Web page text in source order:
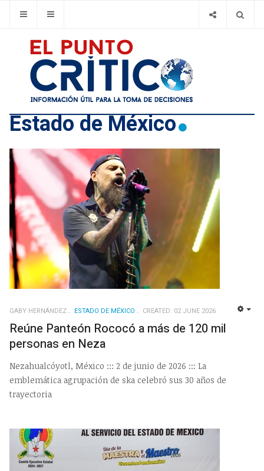
Estado de México
GABY HERNÁNDEZ ESTADO DE MÉXICO CREATED: 02 JUNE 2026
Reúne Panteón Rococó a más de 120 mil
personas en Neza
Nezahualcóyotl, México ::: 2 de junio de 2026 ::: La
emblemática agrupación de ska celebró sus 30 años de
trayectoria